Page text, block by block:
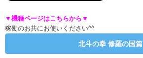
▼機種ページはこちらから▼
稼働のお共にお使いください^^
北斗の拳 修羅の国篇